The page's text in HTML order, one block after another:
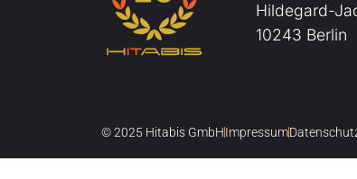
Hildegard-
10243 Berlin
© 2025 Hitabis GmbHImpressum